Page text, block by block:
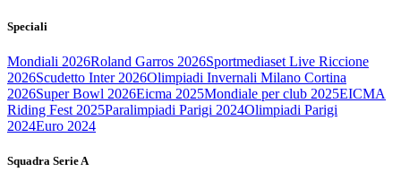
Speciali
Mondiali 2026Roland Garros 2026Sportmediaset Live Riccione
2026Scudetto Inter 2026Olimpiadi Invernali Milano Cortina
2026Super Bowl 2026Eicma 2025Mondiale per club 2025EICMA
Riding Fest 2025Paralimpiadi Parigi 2024Olimpiadi Parigi
2024Euro 2024
Squadra Serie A